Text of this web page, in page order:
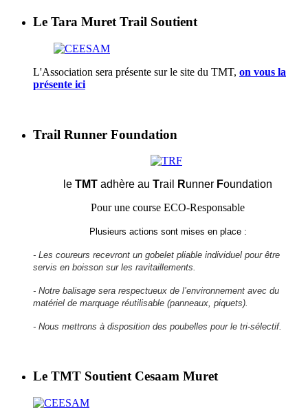
Le Tara Muret Trail Soutient
L'Association sera présente sur le site du TMT, on vous la
présente ici
Trail Runner Foundation
le TMT adhère au Trail Runner Foundation
Pour une course ECO-Responsable
Plusieurs actions sont mises en place :
- Les coureurs recevront un gobelet pliable individuel pour être
servis en boisson sur les ravitaillements.
- Notre balisage sera respectueux de l’environnement avec du
matériel de marquage réutilisable (panneaux, piquets).
- Nous mettrons à disposition des poubelles pour le tri-sélectif.
Le TMT Soutient Cesaam Muret